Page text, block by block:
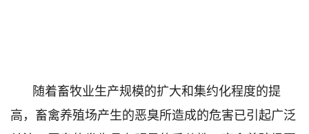
随着畜牧业生产规模的扩大和集约化程度的提
高，畜禽养殖场产生的恶臭所造成的危害已引起广泛